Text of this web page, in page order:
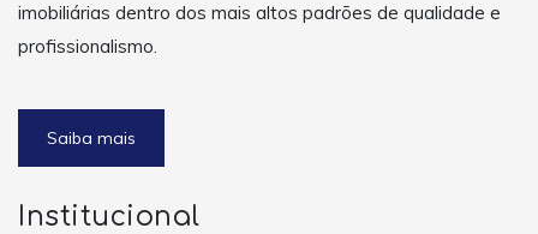
imobiliárias dentro dos mais altos padrões de qualidade e
profissionalismo.
Saiba mais
Institucional